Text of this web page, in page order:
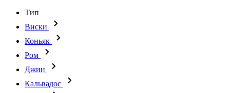
Тип
Виски
Коньяк
Ром
Джин
Кальвадос